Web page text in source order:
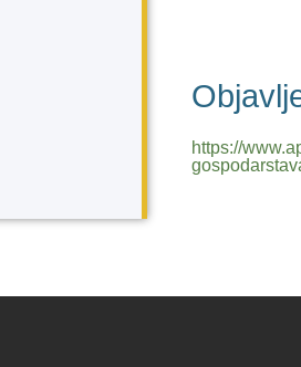
https://